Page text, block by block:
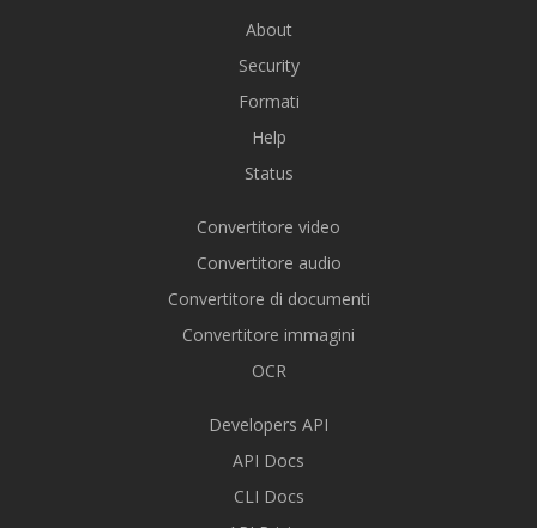
About
Security
Formati
Help
Status
Convertitore video
Convertitore audio
Convertitore di documenti
Convertitore immagini
OCR
Developers API
API Docs
CLI Docs